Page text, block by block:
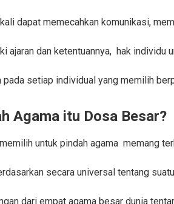
dapat memecahkan komunikasi,
ajaran dan ketentuannya, hak individu
pada setiap individual yang memilih
Agama itu Dosa Besar?
untuk pindah agama memang
secara universal tentang
dari empat agama besar dunia